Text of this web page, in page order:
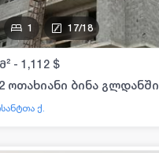
1 17/18
მ² - 1,112 $
ოთახიანი ბინა გლდანში
ქ.